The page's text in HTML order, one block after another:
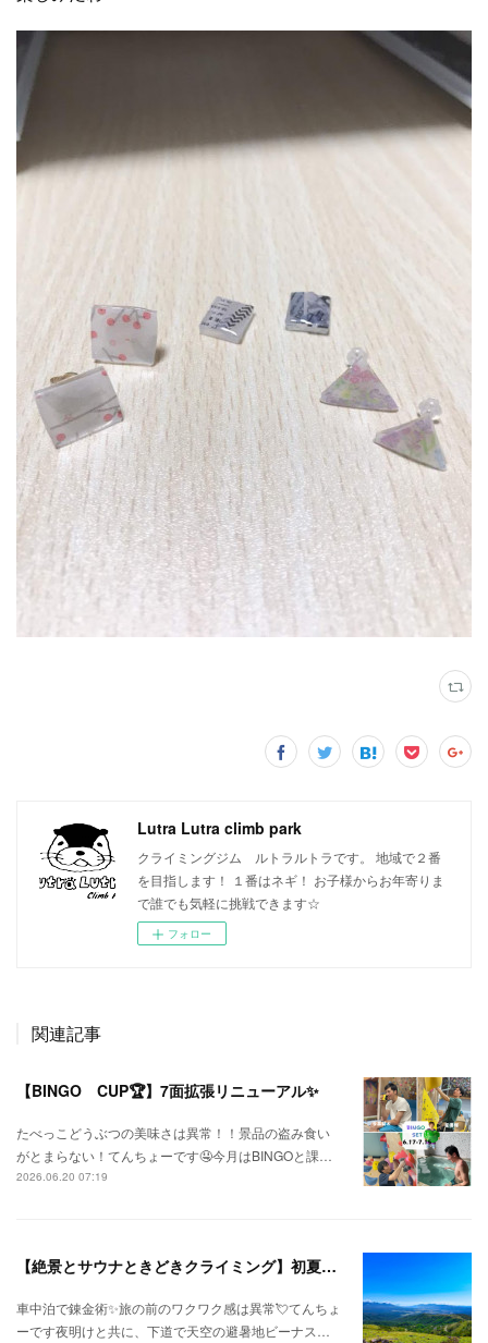
Lutra Lutra climb park
クライミングジム ルトラルトラです。 地域で２番
を目指します！ １番はネギ！ お子様からお年寄りま
で誰でも気軽に挑戦できます☆
フォロー
関連記事
【BINGO CUP🏆】7面拡張リニューアル✨
たべっこどうぶつの美味さは異常！！景品の盗み食い
がとまらない！てんちょーです🤤今月はBINGOと課…
2026.06.20 07:19
【絶景とサウナときどきクライミング】初夏の信州ひとり旅⛅
車中泊で錬金術✨旅の前のワクワク感は異常💘てんちょ
ーです夜明けと共に、下道で天空の避暑地ビーナス…